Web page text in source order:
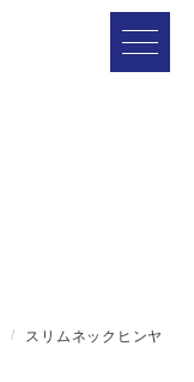
スリムネックヒンヤ